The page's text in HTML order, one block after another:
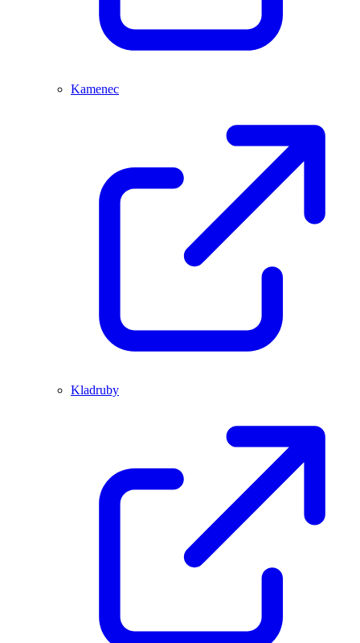
Kamenec
Kladruby